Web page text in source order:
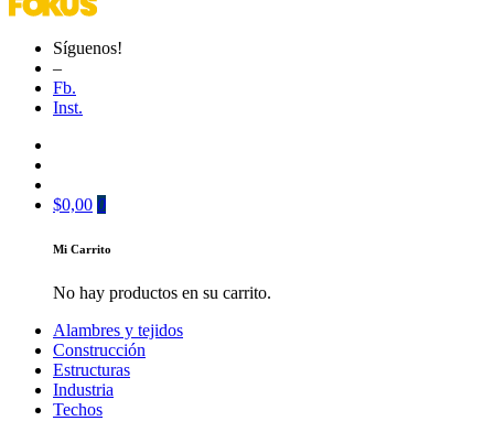
Síguenos!
–
Fb.
Inst.
$0,00 0
Mi Carrito
No hay productos en su carrito.
Alambres y tejidos
Construcción
Estructuras
Industria
Techos